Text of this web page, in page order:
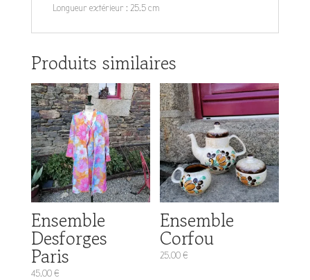
Longueur extérieur : 25.5 cm
Produits similaires
Ensemble
Desforges
Paris
45.00€
Ensemble
Corfou
25.00€